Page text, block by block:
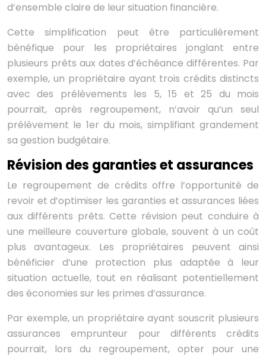
d’ensemble claire de leur situation financière.
Cette simplification peut être particulièrement
bénéfique pour les propriétaires jonglant entre
plusieurs prêts aux dates d’échéance différentes. Par
exemple, un propriétaire ayant trois crédits distincts
avec des prélèvements les 5, 15 et 25 du mois
pourrait, après regroupement, n’avoir qu’un seul
prélèvement le 1er du mois, simplifiant grandement
sa gestion budgétaire.
Révision des garanties et assurances
Le regroupement de crédits offre l’opportunité de
revoir et d’optimiser les garanties et assurances liées
aux différents prêts. Cette révision peut conduire à
une meilleure couverture globale, souvent à un coût
plus avantageux. Les propriétaires peuvent ainsi
bénéficier d’une protection plus adaptée à leur
situation actuelle, tout en réalisant potentiellement
des économies sur les primes d’assurance.
Par exemple, un propriétaire ayant souscrit plusieurs
assurances emprunteur pour différents crédits
pourrait, lors du regroupement, opter pour une